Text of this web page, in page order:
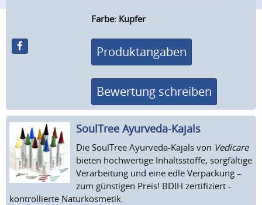
Farbe: Kupfer
Produktangaben
Bewertung schreiben
SoulTree Ayurveda-Kajals
Die SoulTree Ayurveda-Kajals von Vedicare
bieten hochwertige Inhaltsstoffe, sorgfältige
Verarbeitung und eine edle Verpackung –
zum günstigen Preis! BDIH zertifiziert -
kontrollierte Naturkosmetik.